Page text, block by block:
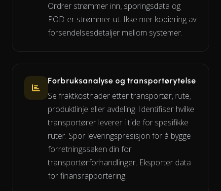
Ordrer strømmer inn, sporingsdata og
POD-er strømmer ut. Ikke mer kopiering av
forsendelsesdetaljer mellom systemer.
Forbruksanalyse og transportørytelse
Se fraktkostnader etter transportør, rute,
produktlinje eller avdeling. Identifiser hvilke
transportører leverer i tide for spesifikke
ruter. Spor leveringspresisjon for å bygge
forretningssaken din for
transportørforhandlinger. Eksporter data
for finansrapportering.